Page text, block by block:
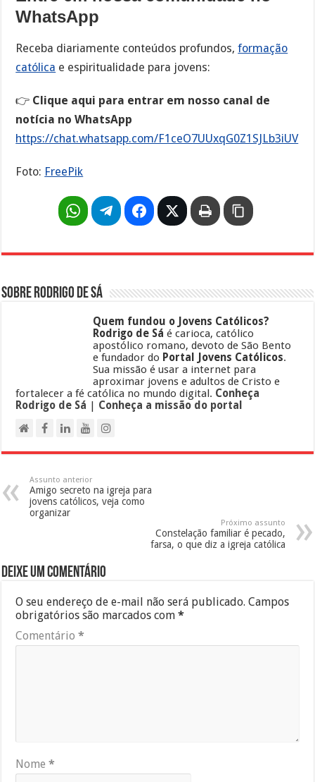
WhatsApp
Receba diariamente conteúdos profundos,formação
católica e espiritualidade para jovens:
👉 Clique aqui para entrar em nosso canal de
notícia no WhatsApp
https://chat.whatsapp.com/F1ceO7UUxqG0Z1SJLb3iUV
Foto: FreePik
Sobre Rodrigo de Sá
Quem fundou o Jovens Católicos?
Rodrigo de Sá é carioca, católico
apostólico romano, devoto de São Bento
e fundador do Portal Jovens Católicos.
Sua missão é usar a internet para
aproximar jovens e adultos de Cristo e
fortalecer a fé católica no mundo digital. Conheça
Rodrigo de Sá
Conheça a missão do portal
Assunto anterior
Amigo secreto na igreja para
jovens católicos, veja como
organizar
Próximo assunto
Constelação familiar é pecado,
farsa, o que diz a igreja católica
Deixe um comentário
O seu endereço de e-mail não será publicado. Campos
obrigatórios são marcados com*
Comentário*
Nome*